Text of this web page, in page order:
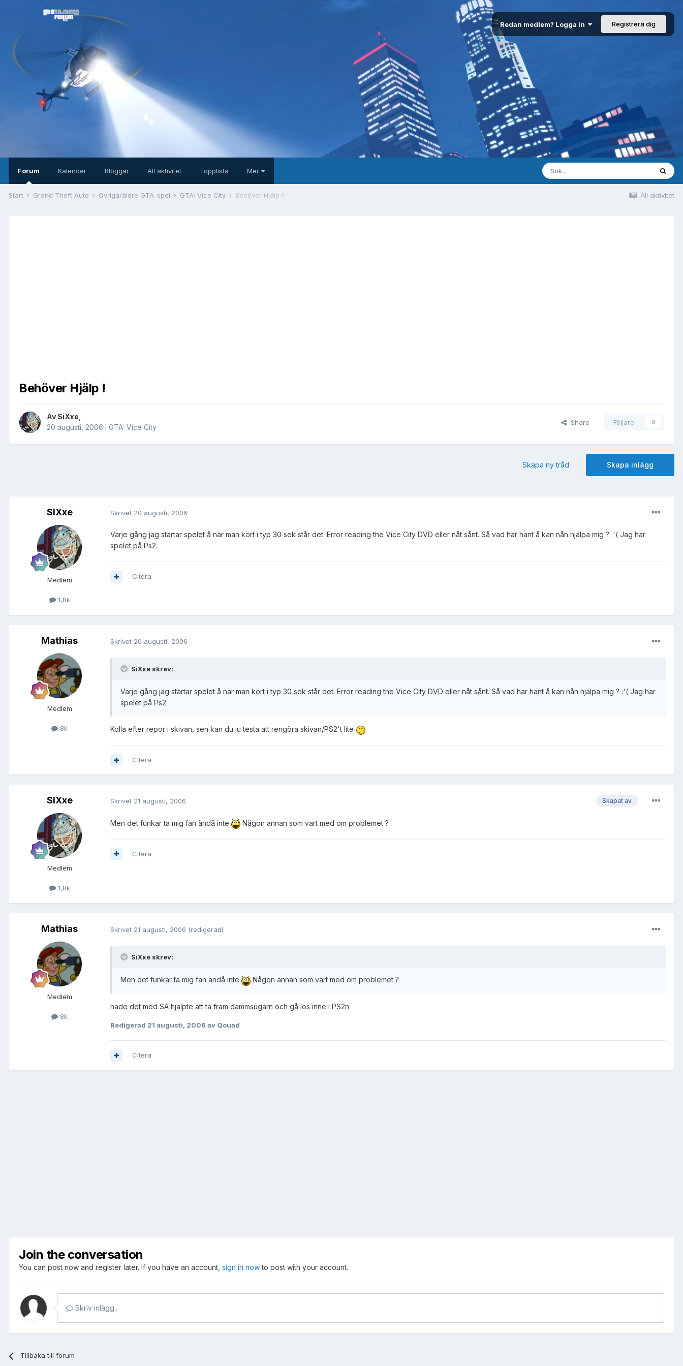
Redan medlem? Logga in Registrera dig
Forum Kalender Bloggar All aktivitet Topplista Mer
All aktivitet
Start Grand Theft Auto Övriga/äldre GTA-spel GTA: Vice City Behöver Hjälp !
Behöver Hjälp !
AvSiXxe
20 augusti, 2006 i GTA: Vice City
Share Följare 0
Skapa inlägg
Skapa ny tråd
SiXxe
Medlem
1,8k
Skrivet 20 augusti, 2006
Varje gång jag startar spelet å när man kört i typ 30 sek står det. Error reading the Vice City DVD eller nåt sånt. Så vad har hänt å kan nån hjälpa mig ? :'( Jag har
spelet på Ps2.
Citera
Mathias
Medlem
8k
Skrivet 20 augusti, 2006
SiXxe skrev:
Varje gång jag startar spelet å när man kört i typ 30 sek står det. Error reading the Vice City DVD eller nåt sånt. Så vad har hänt å kan nån hjälpa mig ? :'( Jag har
spelet på Ps2.
Kolla efter repor i skivan, sen kan du ju testa att rengöra skivan/PS2't lite
Citera
SiXxe
Medlem
1,8k
Skapat av
Skrivet 21 augusti, 2006
Men det funkar ta mig fan ändå inte Någon annan som vart med om problemet ?
Citera
Mathias
Medlem
8k
Skrivet 21 augusti, 2006 (redigerad)
SiXxe skrev:
Men det funkar ta mig fan ändå inte Någon annan som vart med om problemet ?
hade det med SA hjälpte att ta fram dammsugarn och gå lös inne i PS2n
Redigerad 21 augusti, 2006 av Qouad
Citera
Join the conversation
You can post now and register later. If you have an account, sign in nowto post with your account.
Skriv inlägg...
Tillbaka till forum